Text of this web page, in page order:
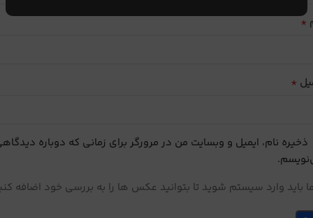
*
*
ذخیره نام، ایمیل و وبسایت من در مرورگر برای زمانی که دوباره
باید وارد سیستم شوید تا بتوانید عکس ها را به بررسی خود اضافه